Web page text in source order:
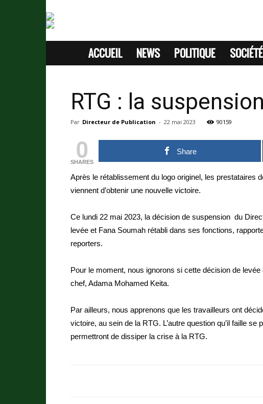
SITE
SANS
PASSION
ACCUEIL NEWS POLITIQUE SOCIÉTÉ
RTG : la
Par Directeur de Publication - 22 mai 2023 90159
0
SHARES
Share
Après le rétablissement du logo originel, les prestataires
viennent d’obtenir une nouvelle victoire.
Ce lundi 22 mai 2023, la décision de suspension du
levée et Fana Soumah rétabli dans ses fonctions,
reporters.
Pour le moment, nous ignorons si cette décision de
chef, Adama Mohamed Keita.
Par ailleurs, nous apprenons que les travailleurs ont
victoire, au sein de la RTG. L’autre question qu’il faille
permettront de dissiper la crise à la RTG.